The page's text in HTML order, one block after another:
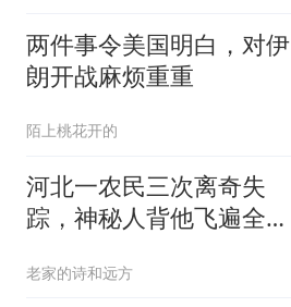
两件事令美国明白，对伊
朗开战麻烦重重
陌上桃花开的
河北一农民三次离奇失
踪，神秘人背他飞遍全中
老家的诗和远方